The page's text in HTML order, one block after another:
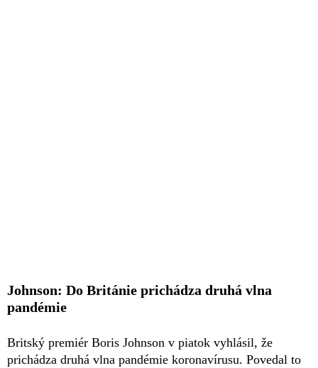
Johnson: Do Británie prichádza druhá vlna
pandémie
Britský premiér Boris Johnson v piatok vyhlásil, že
prichádza druhá vlna pandémie koronavírusu. Povedal to